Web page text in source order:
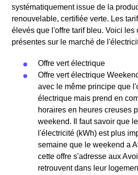
systématiquement issue de la
renouvelable, certifiée verte. Les
élevés que l'offre tarif bleu. Voici les
présentes sur le marché de
Offre vert électrique
Offre vert électrique
avec le même principe que
électrique mais prend en
horaires en heures creuses
weekend. Il faut savoir que
l'électricité (kWh) est plus
semaine que le weekend a
cette offre s'adresse aux
retrouvent dans leur